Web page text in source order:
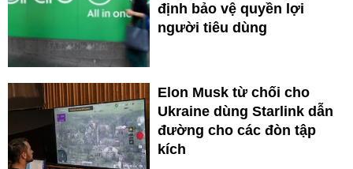
định bảo vệ quyền lợi
người tiêu dùng
Elon Musk từ chối cho
Ukraine dùng Starlink dẫn
đường cho các đòn tập
kích